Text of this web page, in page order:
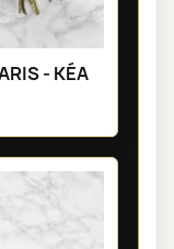
- KÉA